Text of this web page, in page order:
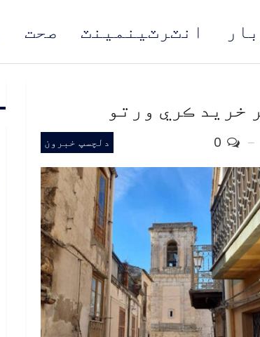
صحت انٽرٽينمينٽ
خريد ڪري ورتو
دلچسپ خبرون